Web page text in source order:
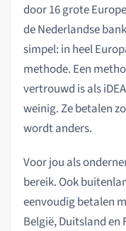
door 16 grote
de Nederlandse
simpel: in heel
methode. Een
vertrouwd is als
weinig. Ze betalen
wordt anders.
Voor jou als
bereik. Ook
eenvoudig betalen
België, Duitsland